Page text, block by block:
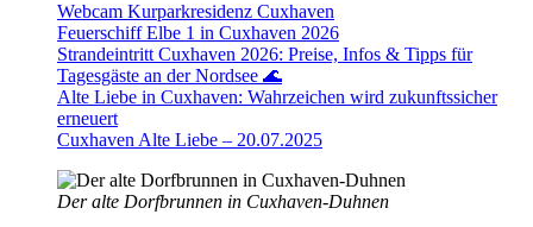
Webcam Kurparkresidenz Cuxhaven
Feuerschiff Elbe 1 in Cuxhaven 2026
Strandeintritt Cuxhaven 2026: Preise, Infos & Tipps für
Tagesgäste an der Nordsee 🌊
Alte Liebe in Cuxhaven: Wahrzeichen wird zukunftssicher
erneuert
Cuxhaven Alte Liebe – 20.07.2025
Der alte Dorfbrunnen in Cuxhaven-Duhnen